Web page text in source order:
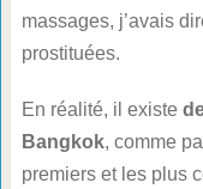
massages, j’avais
prostituées.
En réalité, il existe
Bangkok, comme
premiers et les plus